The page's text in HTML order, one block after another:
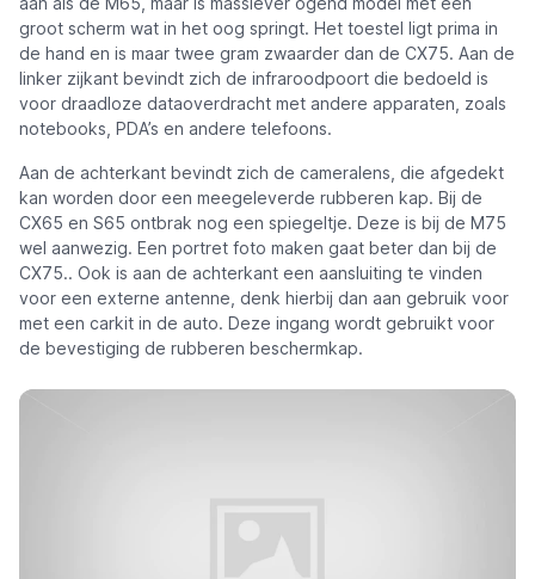
groot scherm wat in het oog springt. Het toestel ligt prima in
de hand en is maar twee gram zwaarder dan de CX75. Aan de
linker zijkant bevindt zich de infraroodpoort die bedoeld is
voor draadloze dataoverdracht met andere apparaten, zoals
notebooks, PDA’s en andere telefoons.
Aan de achterkant bevindt zich de cameralens, die afgedekt
kan worden door een meegeleverde rubberen kap. Bij de
CX65 en S65 ontbrak nog een spiegeltje. Deze is bij de M75
wel aanwezig. Een portret foto maken gaat beter dan bij de
CX75.. Ook is aan de achterkant een aansluiting te vinden
voor een externe antenne, denk hierbij dan aan gebruik voor
met een carkit in de auto. Deze ingang wordt gebruikt voor
de bevestiging de rubberen beschermkap.